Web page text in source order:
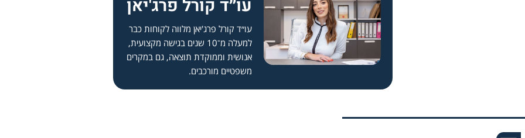
עו״ד קורל פרג'יאן
עו״ד קורל פרג'יאן מלווה לקוחות כבר
למעלה מ־10 שנים בגישה מקצועית,
אנושית וממוקדת תוצאה, גם במקרים
משפטיים מורכבים.